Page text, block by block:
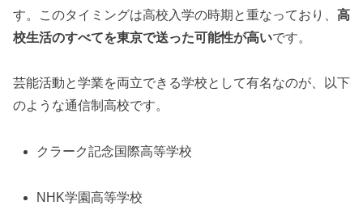
す。このタイミングは高校入学の時期と重なっており、 高
校生活のすべてを東京で送った可能性が高いです。
芸能活動と学業を両立できる学校として有名なのが、以下
のような通信制高校です。
クラーク記念国際高等学校
NHK学園高等学校